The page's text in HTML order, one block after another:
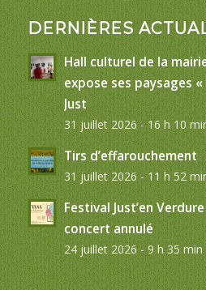
DERNIÈRES
Hall culturel de la
expose ses paysages «
Just
31 juillet 2026 - 16 h 10
Tirs d’effarouchement
31 juillet 2026 - 11 h 52
Festival Just’en
concert annulé
24 juillet 2026 - 9 h 35 min